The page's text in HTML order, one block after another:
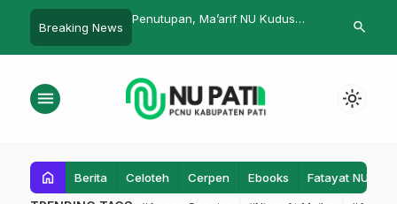
Breaking News
Porsema XIII 2025
Suluk Maleman Kali ini Menyoal
Siapsearch
menu light_mode
home Berita Celoteh Cerpen Ebooks Fatayat NU